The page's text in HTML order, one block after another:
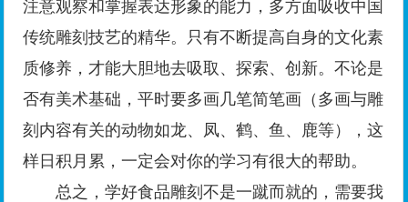
注意观察和掌握表达形象的能力，多方面吸收中国
传统雕刻技艺的精华。只有不断提高自身的文化素
质修养，才能大胆地去吸取、探索、创新。不论是
否有美术基础，平时要多画几笔简笔画（多画与雕
刻内容有关的动物如龙、凤、鹤、鱼、鹿等），这
样日积月累，一定会对你的学习有很大的帮助。
总之，学好食品雕刻不是一蹴而就的，需要我